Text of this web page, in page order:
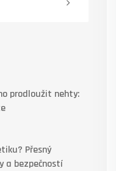
prodloužit nehty:
Přesný
a bezpečností